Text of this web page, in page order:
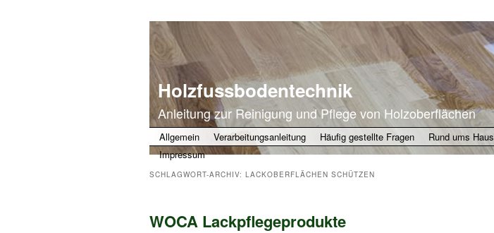
Holzfussbodentechnik
Anleitung zur Reinigung und Pflege von Holzoberflächen
Zum primären Inhalt springen
Zum sekundären Inhalt springen
Allgemein Verarbeitungsanleitung Häufig gestellte Fragen Rund ums Haus
Impressum
SCHLAGWORT-ARCHIV: LACKOBERFLÄCHEN SCHÜTZEN
WOCA Lackpflegeprodukte